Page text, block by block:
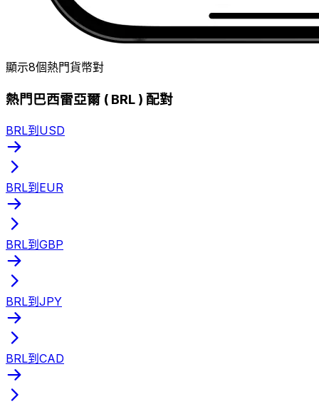
顯示8個熱門貨幣對
熱門巴西雷亞爾 ( BRL ) 配對
BRL到USD
BRL到EUR
BRL到GBP
BRL到JPY
BRL到CAD